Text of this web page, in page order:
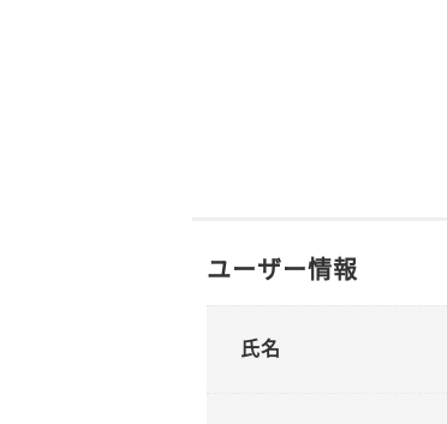
ユーザー情報
氏名